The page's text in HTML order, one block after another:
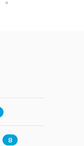
8